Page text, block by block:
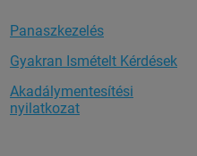
Panaszkezelés
Gyakran Ismételt Kérdések
Akadálymentesítési
nyilatkozat